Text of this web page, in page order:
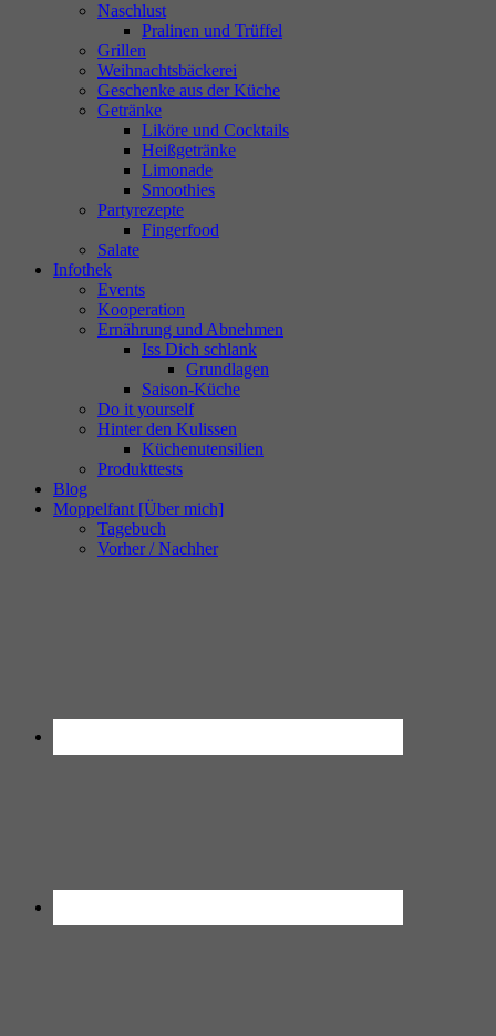
Naschlust
Pralinen und Trüffel
Grillen
Weihnachtsbäckerei
Geschenke aus der Küche
Getränke
Liköre und Cocktails
Heißgetränke
Limonade
Smoothies
Partyrezepte
Fingerfood
Salate
Infothek
Events
Kooperation
Ernährung und Abnehmen
Iss Dich schlank
Grundlagen
Saison-Küche
Do it yourself
Hinter den Kulissen
Küchenutensilien
Produkttests
Blog
Moppelfant [Über mich]
Tagebuch
Vorher / Nachher